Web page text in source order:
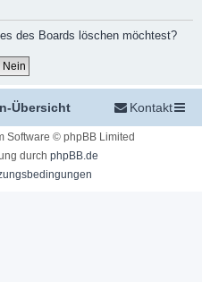
des Boards löschen möchtest?
Übersicht Kontakt
Software © phpBB Limited
durch phpBB.de